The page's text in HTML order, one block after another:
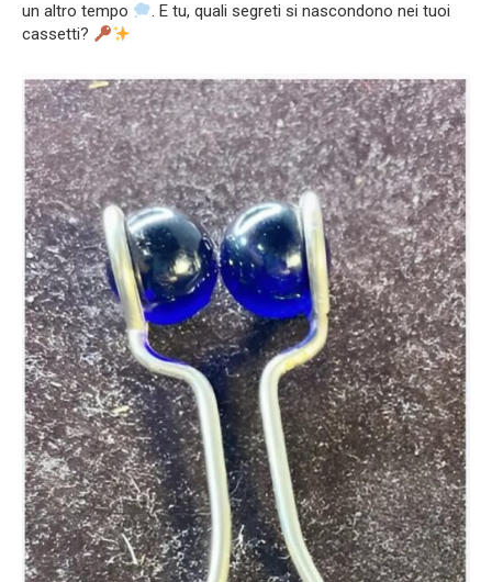
un altro tempo
. E tu, quali segreti si nascondono nei tuoi
cassetti?